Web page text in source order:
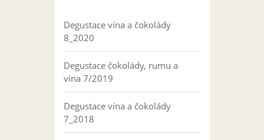
Degustace vína a čokolády
8_2020
Degustace čokolády, rumu a
vína 7/2019
Degustace vína a čokolády
7_2018